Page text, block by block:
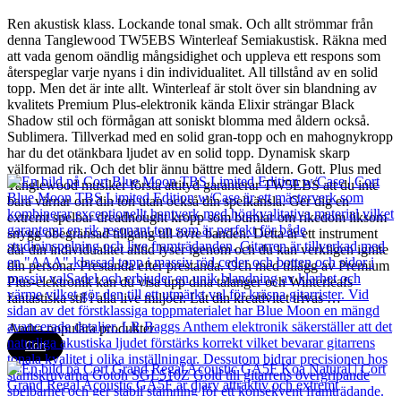
Ren akustisk klass. Lockande tonal smak. Och allt strömmar från
denna Tanglewood TW5EBS Winterleaf Semiakustisk. Räkna med
att vada genom oändlig mångsidighet och uppleva ett respons som
återspeglar varje nyans i din individualitet. All tillstånd av en solid
topp. Men det är inte allt. Winterleaf är stolt över sin blandning av
kvalitets Premium Plus-elektronik kända Elixir strängar Black
Shadow stil och förmågan att soniskt blomma med åldern också.
Sublimera. Tillverkad med en solid gran-topp och en mahognykropp
har du det otänkbara ljudet av en solid topp. Dynamisk skarp
välformad rik. Och det blir ännu bättre med åldern. Gott. Plus med
Tanglewood musiker första attityd garanterar TW5EBS att du inte
bara värnar om din ton utan också din spelkänsla. Ger dig en
extremt spelbar dreadnought kropp som bumlar om rikedom liksom
snygg obegränsad tillgång till övre banden. Detta är ett instrument
där din individualitet alltid lyser igenom och du kan verkligen ignite
din persona. Prestanda efter prestanda. Och med tillägg av Premium
Plus-elektronik kan du visa upp dina talanger och Winterleafs
fantastiska stil i alla live miljöer. Låt din kreativitet trivas …
Andra populära produkter
Cort